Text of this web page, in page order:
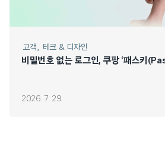
고객 테크 & 디자인
비밀번호 없는 로그인, 쿠팡 ‘패스키
2026. 7. 29.